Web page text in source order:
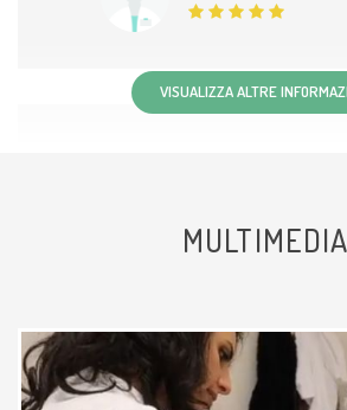
preparata. Esperienza
VISUALIZZA ALTRE
MULTIMEDIA